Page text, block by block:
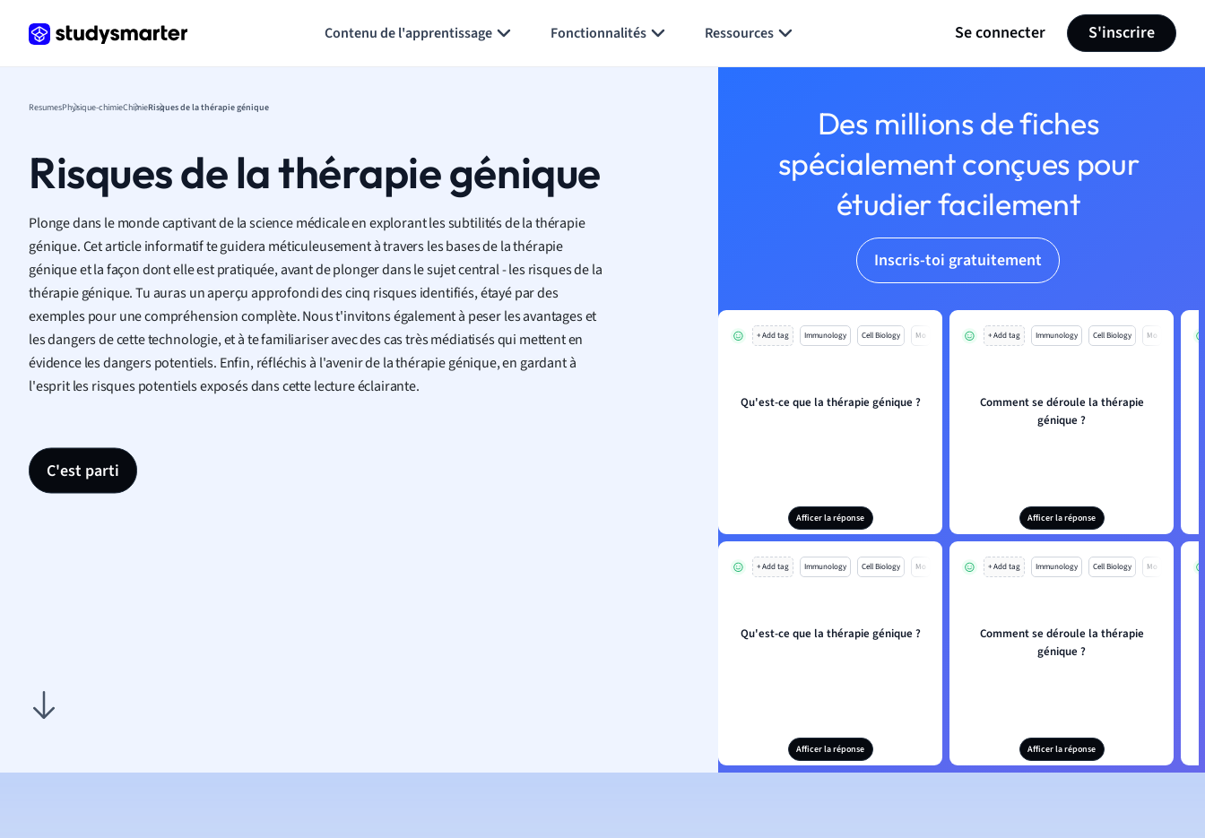
Contenu de l'apprentissage Fonctionnalités Ressources Se connecter S'inscrire
ResumesPhysique-chimieChimieRisques de la thérapie génique
Risques de la thérapie génique
Plonge dans le monde captivant de la science médicale en explorant les subtilités de la thérapie
génique. Cet article informatif te guidera méticuleusement à travers les bases de la thérapie
génique et la façon dont elle est pratiquée, avant de plonger dans le sujet central - les risques de la
thérapie génique. Tu auras un aperçu approfondi des cinq risques identifiés, étayé par des
exemples pour une compréhension complète. Nous t'invitons également à peser les avantages et
les dangers de cette technologie, et à te familiariser avec des cas très médiatisés qui mettent en
évidence les dangers potentiels. Enfin, réfléchis à l'avenir de la thérapie génique, en gardant à
l'esprit les risques potentiels exposés dans cette lecture éclairante.
C'est parti
Des millions de fiches
spécialement conçues pour
étudier facilement
Inscris-toi gratuitement
+ Add tag Immunology Cell Biology Mo
Qu'est-ce que la thérapie génique ?
Afficer la réponse
+ Add tag Immunology Cell Biology Mo
Comment se déroule la thérapie
génique ?
Afficer la réponse
+ Add tag Immunology Cell Biology Mo
Qu'est-ce que la thérapie génique ?
Afficer la réponse
+ Add tag Immunology Cell Biology Mo
Comment se déroule la thérapie
génique ?
Afficer la réponse